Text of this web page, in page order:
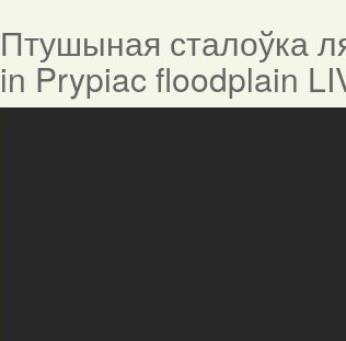
Птушыная сталоўка
in Prypiac floodplain